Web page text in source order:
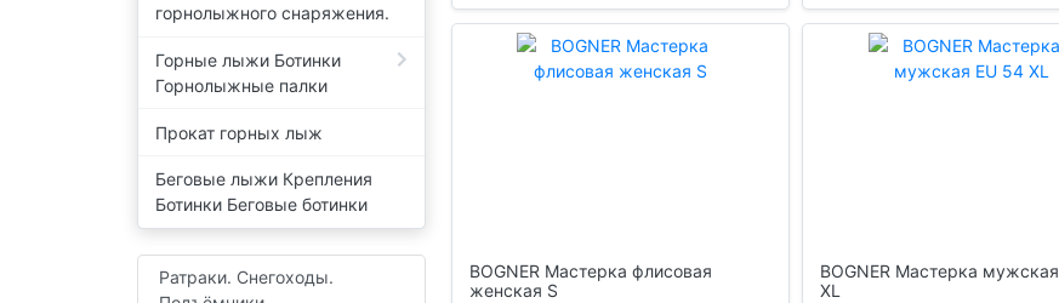
горнолыжного снаряжения.
Горные лыжи Ботинки
Горнолыжные палки
Прокат горных лыж
Беговые лыжи Крепления
Ботинки Беговые ботинки
Ратраки. Снегоходы.
BOGNER Мастерка флисовая
женская S
BOGNER Мастерка мужская EU 54
XL